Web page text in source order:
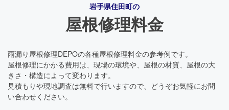
岩手県住田町の
屋根修理料金
雨漏り屋根修理DEPOの各種屋根修理料金の参考例です。
屋根修理にかかる費用は、現場の環境や、屋根の材質、屋根の大
きさ・構造によって変わります。
見積もりや現地調査は無料で行いますので、どうぞお気軽にお問
い合わせください。